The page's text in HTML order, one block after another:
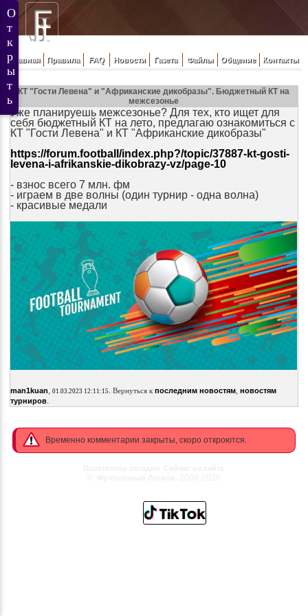
Главная Правила FAQ Новости Газета Файлы Общение Контакты
КТ "Гости Левена" и "Африканские дикобразы". Бюджетный КТ на
межсезонье
Уже планируешь межсезонье? Для тех, кто ищет для
себя бюджетный КТ на лето, предлагаю ознакомиться с
КТ "Гости Левена" и КТ "Африканские дикобразы"
https://forum.football/index.php?/topic/37887-kt-gosti-
levena-i-afrikanskie-dikobrazy-vz/page-10
- взнос всего 7 млн. фм
- играем в две волны (один турнир - одна волна)
- красивые медали
man1kuan, 01.03.2023 12:11:15 . Вернуться к последним новостям, новостям
турниров.
Временно комментарии закрыты, скоро откроются.